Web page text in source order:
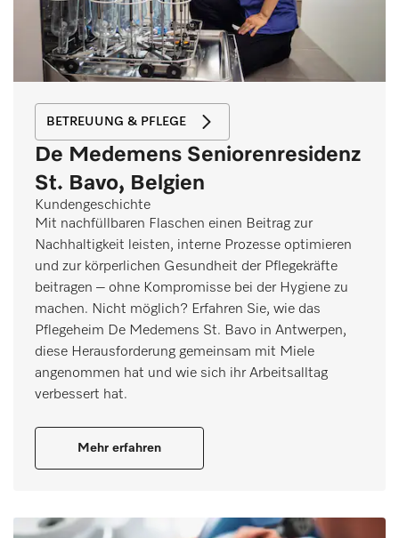
BETREUUNG & PFLEGE
De Medemens Seniorenresidenz
St. Bavo, Belgien
Kundengeschichte
Mit nachfüllbaren Flaschen einen Beitrag zur
Nachhaltigkeit leisten, interne Prozesse optimieren
und zur körperlichen Gesundheit der Pflegekräfte
beitragen – ohne Kompromisse bei der Hygiene zu
machen. Nicht möglich? Erfahren Sie, wie das
Pflegeheim De Medemens St. Bavo in Antwerpen,
diese Herausforderung gemeinsam mit Miele
angenommen hat und wie sich ihr Arbeitsalltag
verbessert hat.
Mehr erfahren